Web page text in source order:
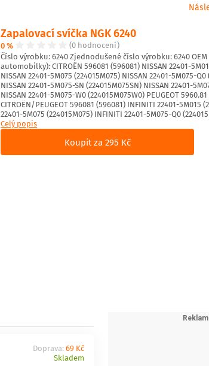
Zapalovací svíčka NGK 6240
0 %
(0 hodnocení)
Číslo výrobku: 6240 Zjednodušené číslo výrobku: 6240
automobilky): CITROËN 596081 (596081) NISSAN 22401-
NISSAN 22401-5M075 (224015M075) NISSAN 22401-5M075-
NISSAN 22401-5M075-SN (224015M075SN) NISSAN 22401-
NISSAN 22401-5M075-W0 (224015M075W0) PEUGEOT
CITROËN/PEUGEOT 596081 (596081) INFINITI 22401-5M015
22401-5M075 (224015M075) INFINITI 22401-5M075-Q0
Celý popis
Koupit za 295 Kč
Doprava: 69 Kč
Skladem